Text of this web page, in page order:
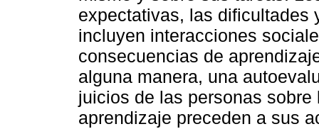
expectativas, las dificultades
incluyen interacciones
consecuencias de
alguna manera, una
juicios de las personas
aprendizaje preceden a sus